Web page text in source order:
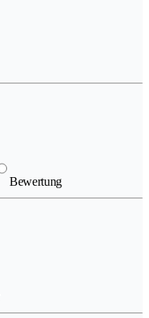
Bewertung